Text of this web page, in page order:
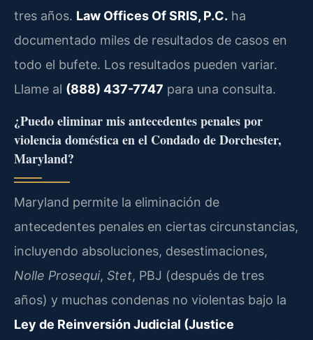
tres años. Law Offices Of SRIS, P.C. ha
documentado miles de resultados de casos en
todo el bufete. Los resultados pueden variar.
Llame al (888) 437-7747 para una consulta.
¿Puedo eliminar mis antecedentes penales por
violencia doméstica en el Condado de Dorchester,
Maryland?
Maryland permite la eliminación de
antecedentes penales en ciertas circunstancias,
incluyendo absoluciones, desestimaciones,
Nolle Prosequi, Stet, PBJ (después de tres
años) y muchas condenas no violentas bajo la
Ley de Reinversión Judicial (Justice